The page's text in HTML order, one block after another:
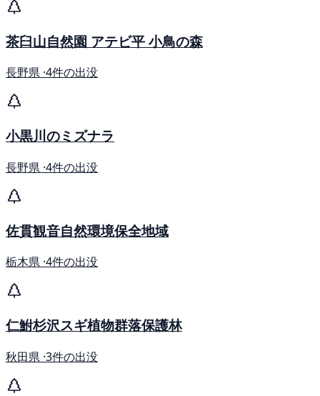
茶臼山自然園 アテビ平 小鳥の森
長野県 ·4件の出没
小黒川のミズナラ
長野県 ·4件の出没
佐貫観音自然環境保全地域
栃木県 ·4件の出没
仁鮒杉沢スギ植物群落保護林
秋田県 ·3件の出没